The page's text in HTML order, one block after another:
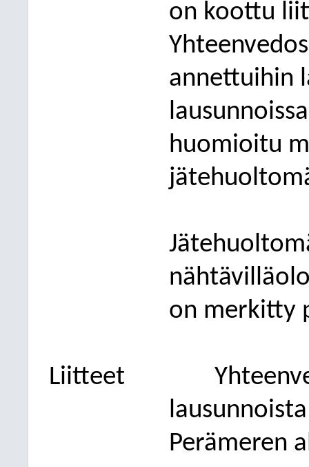
on koottu
annettuihin
huomioitu
on merkitty
Liitteet
Perämeren